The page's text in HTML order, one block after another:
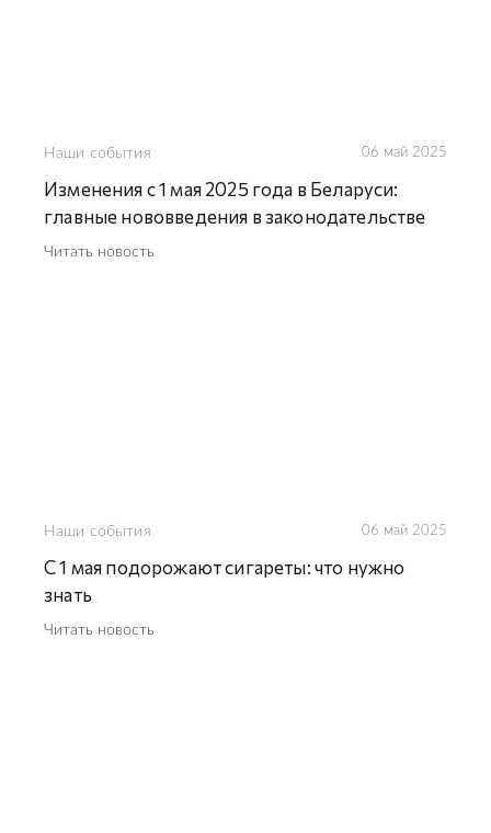
Наши события 06 май 2025
Изменения с 1 мая 2025 года в Беларуси:
главные нововведения в законодательстве
Читать новость
Наши события 06 май 2025
С 1 мая подорожают сигареты: что нужно
знать
Читать новость